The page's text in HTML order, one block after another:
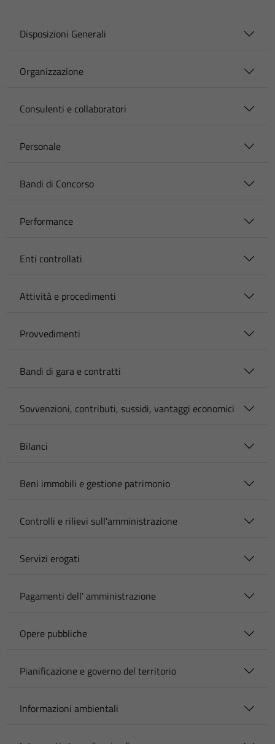
Disposizioni Generali
Organizzazione
Consulenti e collaboratori
Personale
Bandi di Concorso
Performance
Enti controllati
Attività e procedimenti
Provvedimenti
Bandi di gara e contratti
Sovvenzioni, contributi, sussidi, vantaggi economici
Bilanci
Beni immobili e gestione patrimonio
Controlli e rilievi sull'amministrazione
Servizi erogati
Pagamenti dell' amministrazione
Opere pubbliche
Pianificazione e governo del territorio
Informazioni ambientali